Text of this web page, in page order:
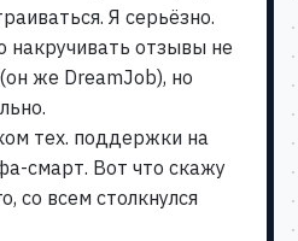
Я серьёзно.
накручивать отзывы не
же DreamJob), но
тех. поддержки на
смарт. Вот что скажу
со всем столкнулся